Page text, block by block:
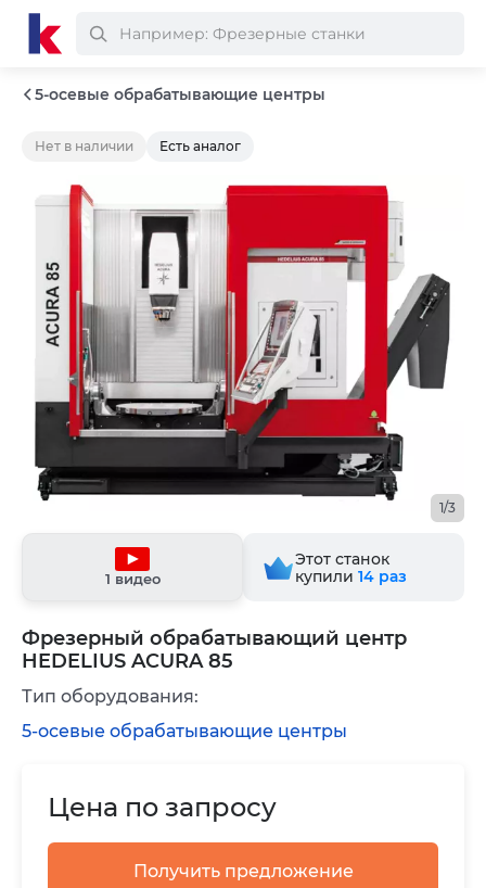
5-осевые обрабатывающие центры
Нет в наличии Есть аналог
Фрезерный обрабатывающий центр
HEDELIUS ACURA 85
1/3
1 видео
Этот станок
купили 14 раз
Цена по запросу
Получить предложение
Тип оборудования:
5-осевые обрабатывающие центры